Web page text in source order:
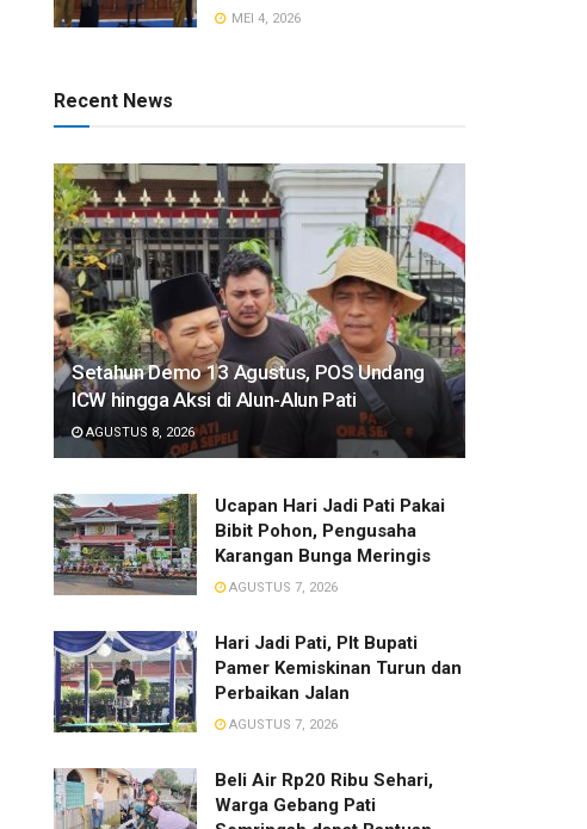
MEI 4, 2026
Recent News
Setahun Demo 13 Agustus, POS Undang
ICW hingga Aksi di Alun-Alun Pati
AGUSTUS 8, 2026
​Ucapan Hari Jadi Pati Pakai
Bibit Pohon, Pengusaha
Karangan Bunga Meringis
AGUSTUS 7, 2026
​Hari Jadi Pati, Plt Bupati
Pamer Kemiskinan Turun dan
Perbaikan Jalan
AGUSTUS 7, 2026
Beli Air Rp20 Ribu Sehari,
Warga Gebang Pati